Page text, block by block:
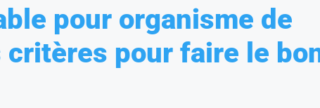
pour organisme de
pour faire le